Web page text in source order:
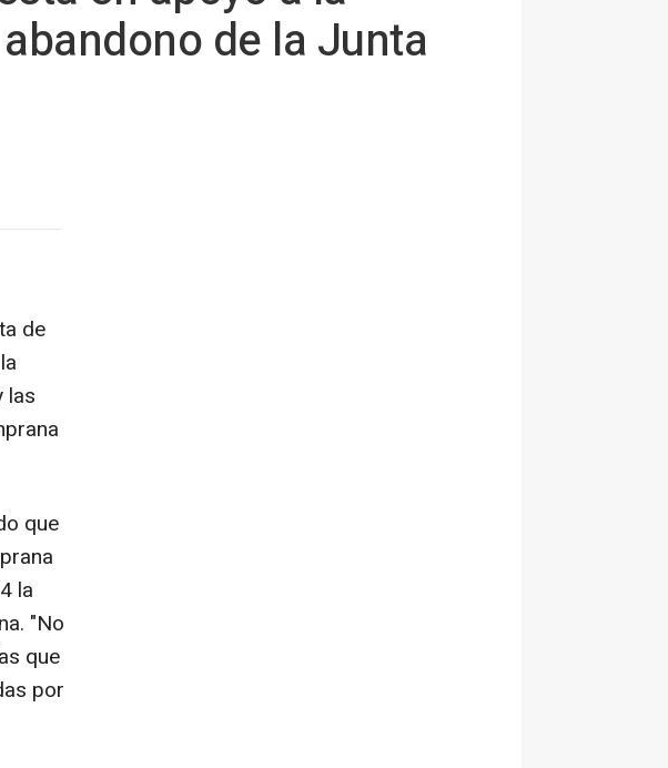
de la Junta
de
las
que
la
"No
que
por